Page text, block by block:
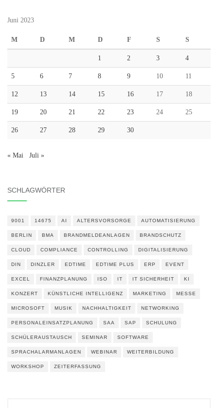
Juni 2023
M D M D F S S
1 2 3 4
5 6 7 8 9 10 11
12 13 14 15 16 17 18
19 20 21 22 23 24 25
26 27 28 29 30
« Mai Juli »
SCHLAGWÖRTER
9001 14675 AI ALTERSVORSORGE AUTOMATISIERUNG
BERLIN BMA BRANDMELDEANLAGEN BRANDSCHUTZ
CLOUD COMPLIANCE CONTROLLING DIGITALISIERUNG
DIN DINZLER EDTIME EDTIME PLUS ERP EVENT
EXCEL FINANZPLANUNG ISO IT IT SICHERHEIT KI
KONZERT KÜNSTLICHE INTELLIGENZ MARKETING MESSE
MICROSOFT MUSIK NACHHALTIGKEIT NETWORKING
PERSONALEINSATZPLANUNG SAA SAP SCHULUNG
SCHÜLERAUSTAUSCH SEMINAR SOFTWARE
SPRACHALARMANLAGEN WEBINAR WEITERBILDUNG
WORKSHOP ZEITERFASSUNG